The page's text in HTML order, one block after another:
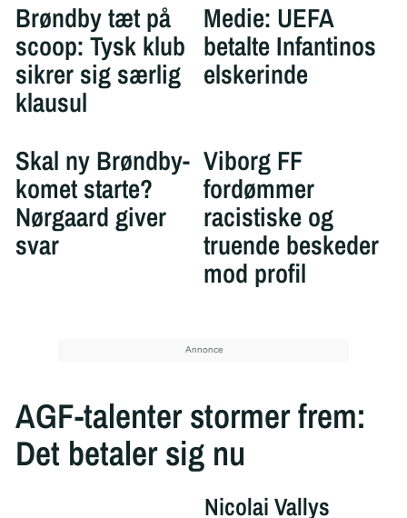
Brøndby tæt på
scoop: Tysk klub
sikrer sig særlig
klausul
Medie: UEFA
betalte Infantinos
elskerinde
Skal ny Brøndby-
komet starte?
Nørgaard giver
svar
Viborg FF
fordømmer
racistiske og
truende beskeder
mod profil
AGF-talenter stormer frem:
Det betaler sig nu
Nicolai Vallys